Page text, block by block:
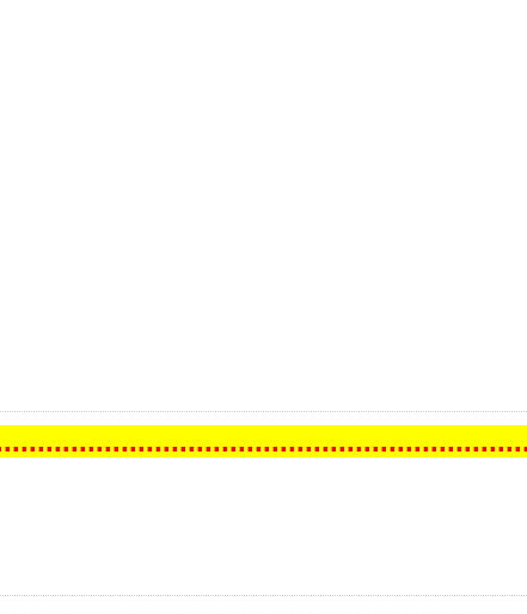
............................................................